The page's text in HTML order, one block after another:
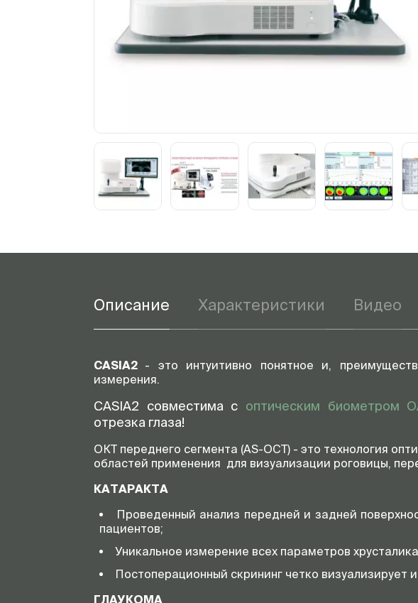
Описание Характеристики Видео
CASIА2 - это интуитивно понятное и,
измерения.
CASIA2 совместима с оптическим биометром
отрезка глаза!
ОКТ переднего сегмента (AS-OCT) - это технология
областей применения для визуализации роговицы,
КАТАРАКТА
Проведенный анализ передней и задней
пациентов;
Уникальное измерение всех параметров
Постоперационный скрининг четко визуализирует
ГЛАУКОМА